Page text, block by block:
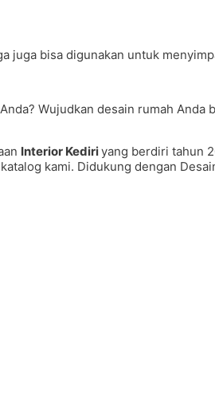
juga bisa digunakan untuk
Wujudkan desain rumah
Interior Kediriyang berdiri tahun
kami. Didukung dengan